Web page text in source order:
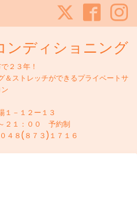
ディショニング
２３年！
＆ストレッチができるプライベートサ
ン
１－１２ー１３
２１：００ 予約制
８(８７３)１７１６